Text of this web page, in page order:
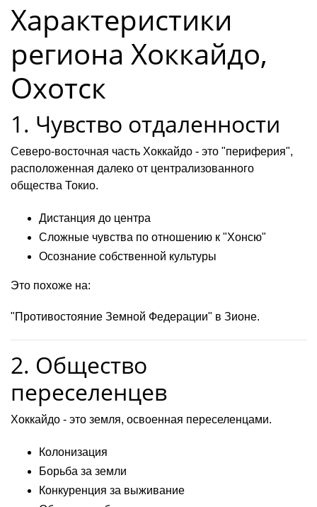
Характеристики
региона Хоккайдо,
Охотск
1. Чувство отдаленности
Северо-восточная часть Хоккайдо - это "периферия",
расположенная далеко от централизованного
общества Токио.
Дистанция до центра
Сложные чувства по отношению к "Хонсю"
Осознание собственной культуры
Это похоже на:
"Противостояние Земной Федерации" в Зионе.
2. Общество
переселенцев
Хоккайдо - это земля, освоенная переселенцами.
Колонизация
Борьба за земли
Конкуренция за выживание